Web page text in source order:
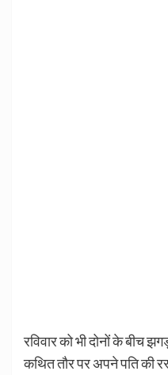
रविवार को भी दोनों के बीच
कथित तौर पर अपने पति की